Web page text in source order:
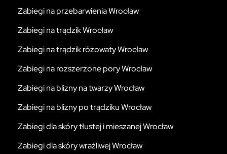
Zabiegi na przebarwienia Wrocław
Zabiegi na trądzik Wrocław
Zabiegi na trądzik różowaty Wrocław
Zabiegi na rozszerzone pory Wrocław
Zabiegi na blizny na twarzy Wrocław
Zabiegi na blizny po trądziku Wrocław
Zabiegi dla skóry tłustej i mieszanej Wrocław
Zabiegi dla skóry wrażliwej Wrocław